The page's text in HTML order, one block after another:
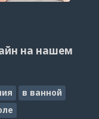
на нашем
в ванной